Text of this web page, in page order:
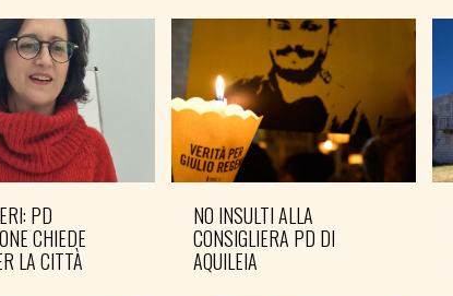
PD
CHIEDE
LA CITTÀ
NO INSULTI ALLA
CONSIGLIERA PD DI
AQUILEIA